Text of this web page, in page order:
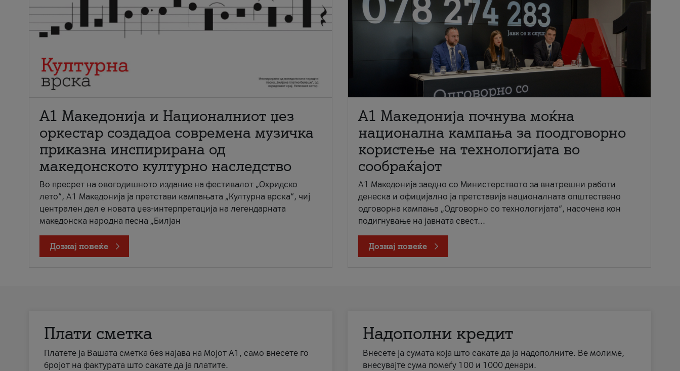
А1 Македонија и Националниот џез
оркестар создадоа современа музичка
приказна инспирирана од
македонското културно наследство
Во пресрет на овогодишното издание на фестивалот „Охридско
лето“, А1 Македонија ја претстави кампањата „Културна врска“, чиј
централен дел е новата џез-интерпретација на легендарната
македонска народна песна „Билјан
Дознај повеќе
A1 Македонија почнува моќна
национална кампања за поодговорно
користење на технологијата во
сообраќајот
A1 Македонија заедно со Министерството за внатрешни работи
денеска и официјално ја претставија националната општествено
одговорна кампања „Одговорно со технологијата“, насочена кон
подигнување на јавната свест...
Дознај повеќе
Плати сметка
Платете ја Вашата сметка без најава на Мојот А1, само внесете го
бројот на фактурата што сакате да ја платите.
Надополни кредит
Внесете ја сумата која што сакате да ја надополните. Ве молиме,
внесувајте сума помеѓу 100 и 1000 денари.